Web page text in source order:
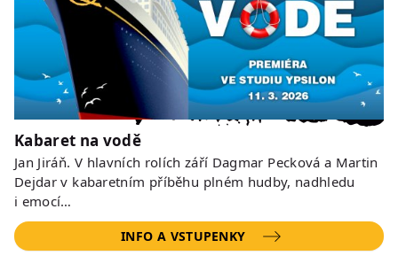
Kabaret na vodě
Jan Jiráň. V hlavních rolích září Dagmar Pecková a Martin
Dejdar v kabaretním příběhu plném hudby, nadhledu
i emocí…
INFO A VSTUPENKY